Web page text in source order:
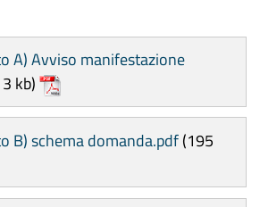
A) Avviso manifestazione
kb)
B) schema domanda.pdf(195